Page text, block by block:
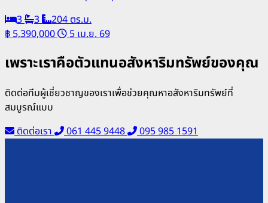
3
3
204 ตร.ม.
฿ 5,390,000
5 เม.ย. 69
เพราะเราคือตัวแทนอสังหาริมทรัพย์ของคุณ
ติดต่อทีมผู้เชี่ยวชาญของเราเพื่อช่วยคุณหาอสังหาริมทรัพย์ที่
สมบูรณ์แบบ
ติดต่อเรา
061 445 9448 095 985 1591